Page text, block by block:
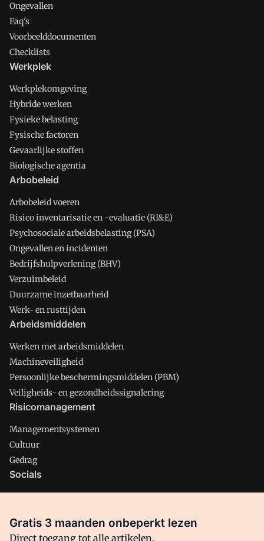
Ongevallen
Faq's
Voorbeelddocumenten
Checklists
Werkplek
Werkplekomgeving
Hybride werken
Fysieke belasting
Fysische factoren
Gevaarlijke stoffen
Biologische agentia
Arbobeleid
Arbobeleid voeren
Risico inventarisatie en -evaluatie (RI&E)
Psychosociale arbeidsbelasting (PSA)
Ongevallen en incidenten
Bedrijfshulpverlening (BHV)
Verzuimbeleid
Duurzame inzetbaarheid
Werk- en rusttijden
Arbeidsmiddelen
Werken met arbeidsmiddelen
Machineveiligheid
Persoonlijke beschermingsmiddelen (PBM)
Veiligheids- en gezondheidssignalering
Risicomanagement
Managementsystemen
Cultuur
Gedrag
Socials
Facebook
Gratis 3 maanden onbeperkt lezen
Direct toegang tot alle artikelen,